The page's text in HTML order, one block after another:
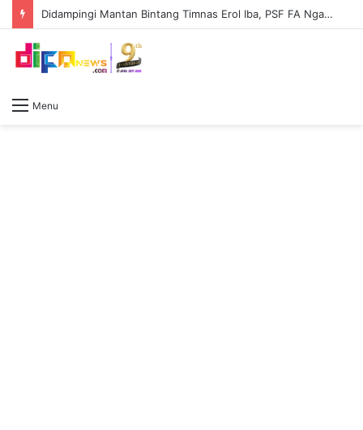
Didampingi Mantan Bintang Timnas Erol Iba, PSF FA Ngamuk dan Hancurkan Putra Sejati
Menu